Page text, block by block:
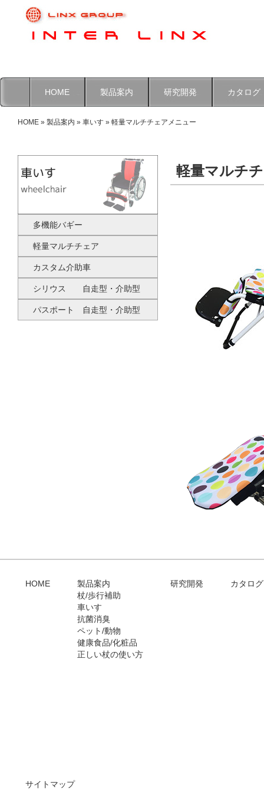
HOME 製品案内 研究開発 カタログ
HOME » 製品案内 » 車いす » 軽量マルチチェアメニュー
多機能バギー
軽量マルチチェア
カスタム介助車
シリウス 自走型・介助型
パスポート 自走型・介助型
軽量マルチ
HOME
製品案内
杖/歩行補助
車いす
抗菌消臭
ペット/動物
健康食品/化粧品
正しい杖の使い方
研究開発 カタロ
サイトマップ